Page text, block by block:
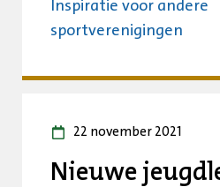
Inspiratie voor andere
sportverenigingen
Nieuwe
22 november 2021